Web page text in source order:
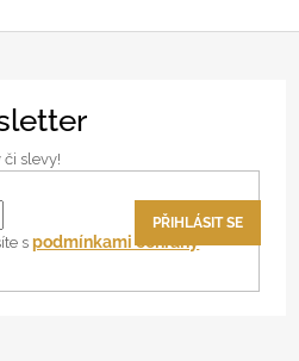
slevy!
spodmínkami ochrany
PŘIHLÁSIT SE